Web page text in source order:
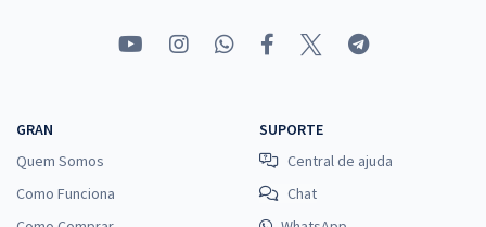
GRAN
Quem Somos
Como Funciona
SUPORTE
Central de ajuda
Chat